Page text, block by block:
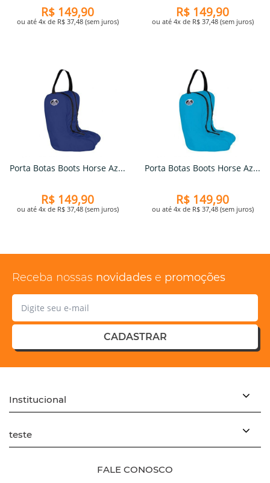
R$ 149,90
ou até 4x de R$ 37,48 (sem juros)
R$ 149,90
ou até 4x de R$ 37,48 (sem juros)
Porta Botas Boots Horse Az...
R$ 149,90
ou até 4x de R$ 37,48 (sem juros)
Porta Botas Boots Horse Az...
R$ 149,90
ou até 4x de R$ 37,48 (sem juros)
Receba nossas novidades e promoções
CADASTRAR
Institucional
teste
FALE CONOSCO